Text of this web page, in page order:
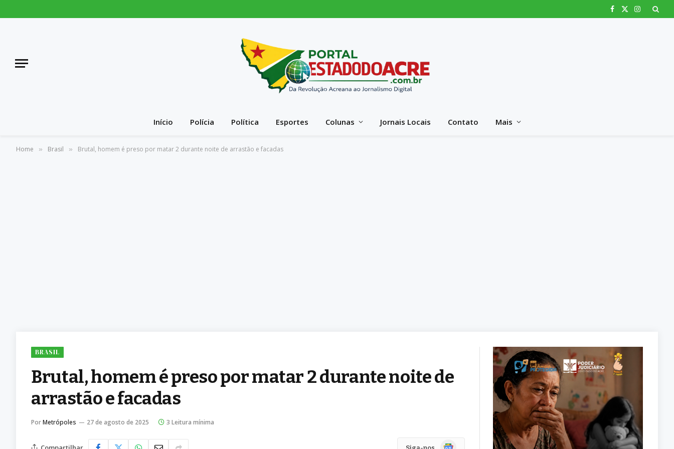
Facebook
X
Instagram
Início Polícia Política Esportes Colunas Jornais Locais Contato Mais
Home » Brasil » Brutal, homem é preso por matar 2 durante noite de arrastão e facadas
BRASIL
Brutal, homem é preso por matar 2 durante noite de
arrastão e facadas
PorMetrópoles 27 de agosto de 2025 3 Leitura mínima
Siga-nos Google